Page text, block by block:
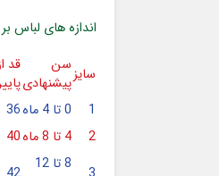
اندازه های لباس
سایزسن
پیشنهادی
قد
1
0 تا 4 ماه 36
2
4 تا 8 ماه 40
8 تا 12